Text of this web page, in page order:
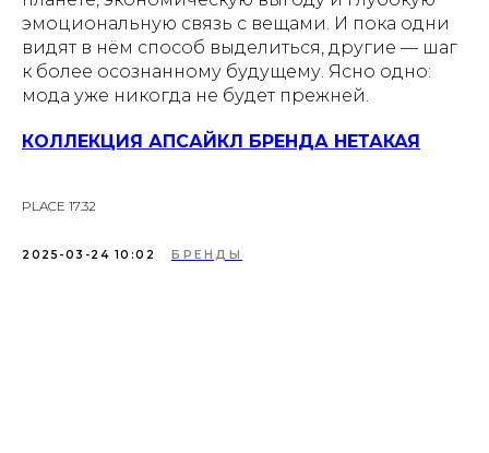
эмоциональную связь с вещами. И пока одни
видят в нём способ выделиться, другие — шаг
к более осознанному будущему. Ясно одно:
мода уже никогда не будет прежней.
КОЛЛЕКЦИЯ АПСАЙКЛ БРЕНДА НЕТАКАЯ
PLACE 17.32
2025-03-24 10:02 БРЕНДЫ